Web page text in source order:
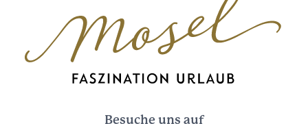
Besuche uns auf